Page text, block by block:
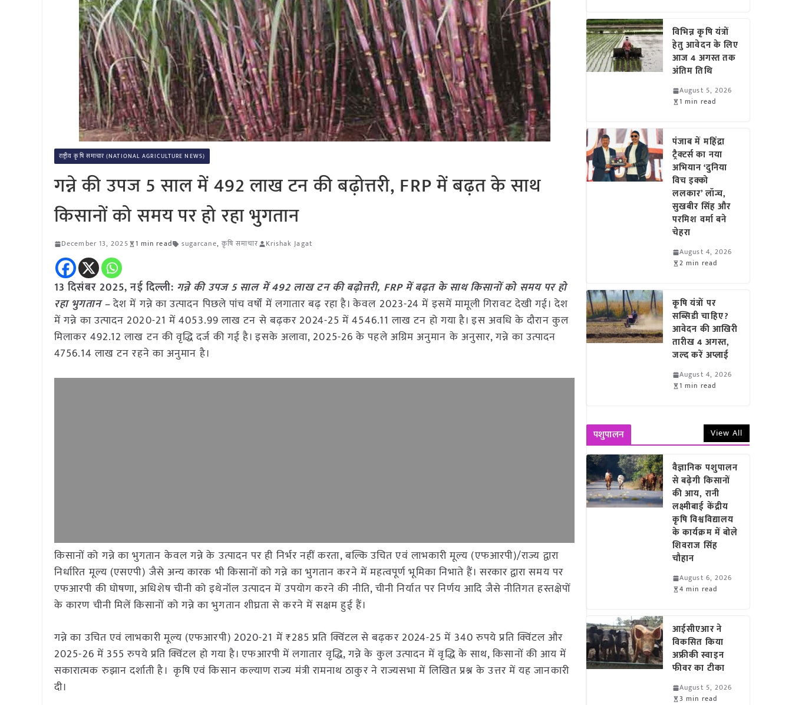
राष्ट्रीय कृषि समाचार (NATIONAL AGRICULTURE NEWS)
गन्ने की उपज 5 साल में 492 लाख टन की बढ़ोत्तरी, FRP में बढ़त के साथ
किसानों को समय पर हो रहा भुगतान
December 13, 2025 1 min read sugarcane, कृषि समाचार Krishak Jagat
13 दिसंबर 2025, नई दिल्ली: गन्ने की उपज 5 साल में 492 लाख टन की बढ़ोत्तरी, FRP में बढ़त के साथ किसानों को समय पर हो
रहा भुगतान –देश में गन्ने का उत्पादन पिछले पांच वर्षों में लगातार बढ़ रहा है। केवल 2023-24 में इसमें मामूली गिरावट देखी गई। देश
में गन्ने का उत्पादन 2020-21 में 4053.99 लाख टन से बढ़कर 2024-25 में 4546.11 लाख टन हो गया है। इस अवधि के दौरान कुल
मिलाकर 492.12 लाख टन की वृद्धि दर्ज की गई है। इसके अलावा, 2025-26 के पहले अग्रिम अनुमान के अनुसार, गन्ने का उत्पादन
4756.14 लाख टन रहने का अनुमान है।
किसानों को गन्ने का भुगतान केवल गन्ने के उत्पादन पर ही निर्भर नहीं करता, बल्कि उचित एवं लाभकारी मूल्य (एफआरपी)/राज्य द्वारा
निर्धारित मूल्य (एसएपी) जैसे अन्य कारक भी किसानों को गन्ने का भुगतान करने में महत्वपूर्ण भूमिका निभाते हैं। सरकार द्वारा समय पर
एफआरपी की घोषणा, अधिशेष चीनी को इथेनॉल उत्पादन में उपयोग करने की नीति, चीनी निर्यात पर निर्णय आदि जैसे नीतिगत हस्तक्षेपों
के कारण चीनी मिलें किसानों को गन्ने का भुगतान शीघ्रता से करने में सक्षम हुई हैं।
गन्ने का उचित एवं लाभकारी मूल्य (एफआरपी) 2020-21 में ₹285 प्रति क्विंटल से बढ़कर 2024-25 में 340 रुपये प्रति क्विंटल और
2025-26 में 355 रुपये प्रति क्विंटल हो गया है। एफआरपी में लगातार वृद्धि, गन्ने के कुल उत्पादन में वृद्धि के साथ, किसानों की आय में
सकारात्मक रुझान दर्शाती है। कृषि एवं किसान कल्याण राज्य मंत्री रामनाथ ठाकुर ने राज्यसभा में लिखित प्रश्न के उत्तर में यह जानकारी
दी।
विभिन्न कृषि यंत्रों
हेतु आवेदन के लिए
आज 4 अगस्त तक
अंतिम तिथि
August 5, 2026
1 min read
पंजाब में महिंद्रा
ट्रैक्टर्स का नया
अभियान ‘दुनिया
विच इक्को
ललकार’ लॉन्च,
सुखबीर सिंह और
परमिश वर्मा बने
चेहरा
August 4, 2026
2 min read
कृषि यंत्रों पर
सब्सिडी चाहिए?
आवेदन की आखिरी
तारीख 4 अगस्त,
जल्द करें अप्लाई
August 4, 2026
1 min read
पशुपालन View All
वैज्ञानिक पशुपालन
से बढ़ेगी किसानों
की आय, रानी
लक्ष्मीबाई केंद्रीय
कृषि विश्वविद्यालय
के कार्यक्रम में बोले
शिवराज सिंह
चौहान
August 6, 2026
4 min read
आईसीएआर ने
विकसित किया
अफ्रीकी स्वाइन
फीवर का टीका
August 5, 2026
3 min read